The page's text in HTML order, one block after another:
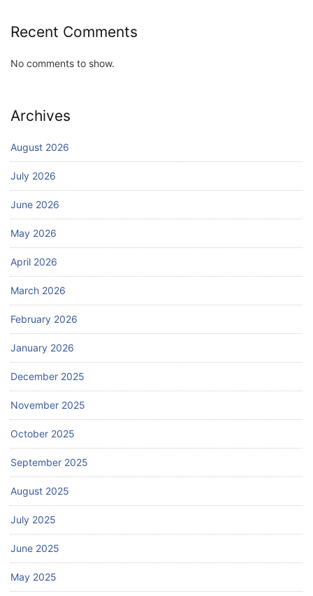
Recent Comments
No comments to show.
Archives
August 2026
July 2026
June 2026
May 2026
April 2026
March 2026
February 2026
January 2026
December 2025
November 2025
October 2025
September 2025
August 2025
July 2025
June 2025
May 2025